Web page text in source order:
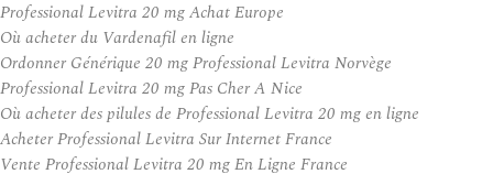
Professional Levitra 20 mg Achat Europe
Où acheter du Vardenafil en ligne
Ordonner Générique 20 mg Professional Levitra Norvège
Professional Levitra 20 mg Pas Cher A Nice
Où acheter des pilules de Professional Levitra 20 mg en ligne
Acheter Professional Levitra Sur Internet France
Vente Professional Levitra 20 mg En Ligne France